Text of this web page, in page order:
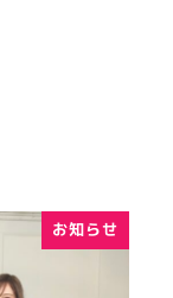
お知らせ